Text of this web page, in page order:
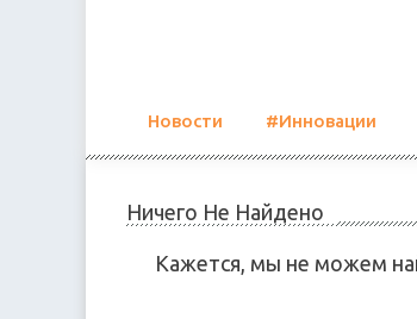
Новости #Инновации
Ничего Не Найдено
Кажется, мы не можем